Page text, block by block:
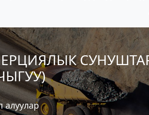
алуулар